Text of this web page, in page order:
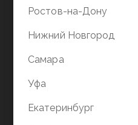
Политика
Ростов-на-Дону
Нижний Новгород
Самара
Уфа
Екатеринбург